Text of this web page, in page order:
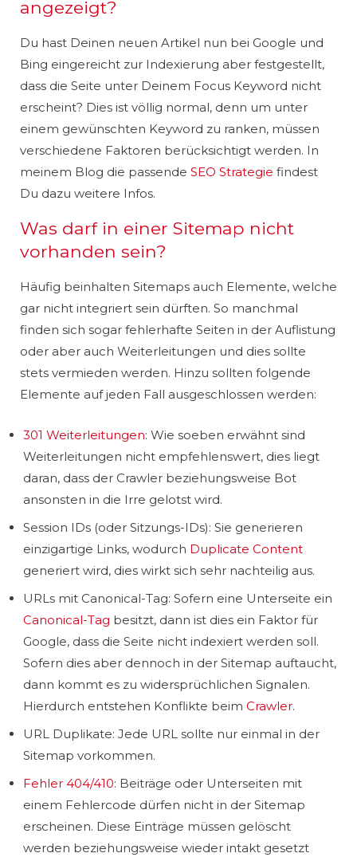
angezeigt?
Du hast Deinen neuen Artikel nun bei Google und
Bing eingereicht zur Indexierung aber festgestellt,
dass die Seite unter Deinem Focus Keyword nicht
erscheint? Dies ist völlig normal, denn um unter
einem gewünschten Keyword zu ranken, müssen
verschiedene Faktoren berücksichtigt werden. In
meinem Blog die passende SEO Strategie findest
Du dazu weitere Infos.
Was darf in einer Sitemap nicht
vorhanden sein?
Häufig beinhalten Sitemaps auch Elemente, welche
gar nicht integriert sein dürften. So manchmal
finden sich sogar fehlerhafte Seiten in der Auflistung
oder aber auch Weiterleitungen und dies sollte
stets vermieden werden. Hinzu sollten folgende
Elemente auf jeden Fall ausgeschlossen werden:
301 Weiterleitungen: Wie soeben erwähnt sind
Weiterleitungen nicht empfehlenswert, dies liegt
daran, dass der Crawler beziehungsweise Bot
ansonsten in die Irre gelotst wird.
Session IDs (oder Sitzungs-IDs): Sie generieren
einzigartige Links, wodurch Duplicate Content
generiert wird, dies wirkt sich sehr nachteilig aus.
URLs mit Canonical-Tag: Sofern eine Unterseite ein
Canonical-Tag besitzt, dann ist dies ein Faktor für
Google, dass die Seite nicht indexiert werden soll.
Sofern dies aber dennoch in der Sitemap auftaucht,
dann kommt es zu widersprüchlichen Signalen.
Hierdurch entstehen Konflikte beim Crawler.
URL Duplikate: Jede URL sollte nur einmal in der
Sitemap vorkommen.
Fehler 404/410: Beiträge oder Unterseiten mit
einem Fehlercode dürfen nicht in der Sitemap
erscheinen. Diese Einträge müssen gelöscht
werden beziehungsweise wieder intakt gesetzt